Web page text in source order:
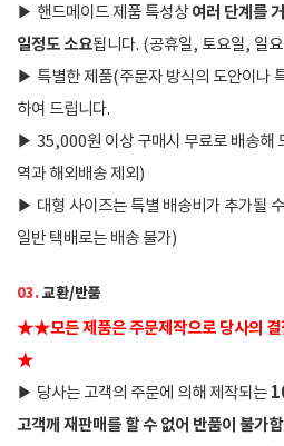
▶ 핸드메이드 제품 특성상 여러 단계를
일정도 소요됩니다. (공휴일, 토요일, 일
▶ 특별한 제품(주문자 방식의 도안이나
하여 드립니다.
▶ 35,000원 이상 구매시 무료로 배송해
역과 해외배송 제외)
▶ 대형 사이즈는 특별 배송비가 추가될
일반 택배로는 배송 불가)
03.교환/반품
★★모든 제품은 주문제작으로 당사의
★
▶ 당사는 고객의 주문에 의해 제작되는
고객께 재판매를 할 수 없어 반품이 불가함